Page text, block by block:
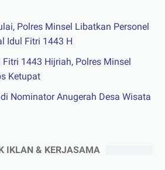
Polres Minsel Libatkan Personel
Idul Fitri 1443 H
1443 Hijriah, Polres Minsel
Ketupat
Nominator Anugerah Desa Wisata
IKLAN & KERJASAMA